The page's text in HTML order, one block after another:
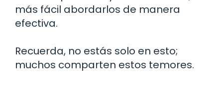
más fácil abordarlos de manera
efectiva.
Recuerda, no estás solo en esto;
muchos comparten estos temores.